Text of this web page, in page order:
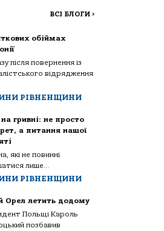
ВСІ БЛОГИ >
обіймах
після повернення із
відрядження
РІВНЕНЩИНИ
гривні: не просто
а питання нашої
які не повинні
лише...
РІВНЕНЩИНИ
Орел летить додому
Польщі Кароль
позбавив